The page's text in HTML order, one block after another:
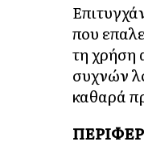
που
τη χρήση
συχνών
καθαρά